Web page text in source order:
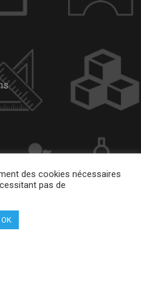
des cookies nécessaires
pas de
OK